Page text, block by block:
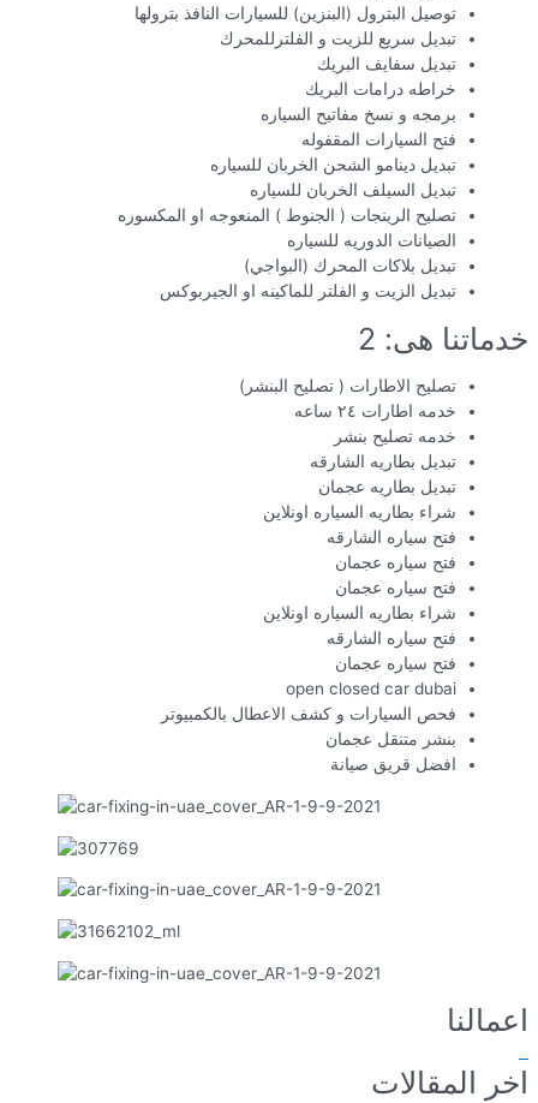
توصيل البترول (البنزين) للسيارات النافذ بترولها
تبديل سريع للزيت و الفلترللمحرك
تبديل سفايف البريك
خراطه درامات البريك
برمجه و نسخ مفاتيح السياره
فتح السيارات المقفوله
تبديل دينامو الشحن الخربان للسياره
تبديل السيلف الخربان للسياره
تصليح الرينجات ( الجنوط ) المنعوجه او المكسوره
الصيانات الدوريه للسياره
تبديل بلاكات المحرك (البواجي)
تبديل الزيت و الفلتر للماكينه او الجيربوكس
خدماتنا هى: 2
تصليح الاطارات ( تصليح البنشر)
خدمه اطارات ٢٤ ساعه
خدمه تصليح بنشر
تبديل بطاريه الشارقه
تبديل بطاريه عجمان
شراء بطاريه السياره اونلاين
فتح سياره الشارقه
فتح سياره عجمان
فتح سياره عجمان
شراء بطاريه السياره اونلاين
فتح سياره الشارقه
فتح سياره عجمان
open closed car dubai
فحص السيارات و كشف الاعطال بالكمبيوتر
بنشر متنقل عجمان
افضل قريق صيانة
اعمالنا
اخر المقالات